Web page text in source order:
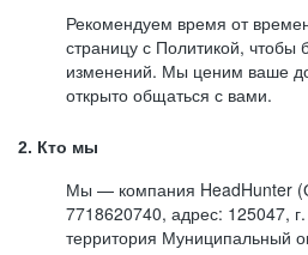
Рекомендуем время от
страницу с Политикой, чтобы
изменений. Мы ценим ваше
открыто общаться с вами.
2. Кто мы
Мы — компания HeadHunter
7718620740, адрес: 125047,
территория Муниципальный